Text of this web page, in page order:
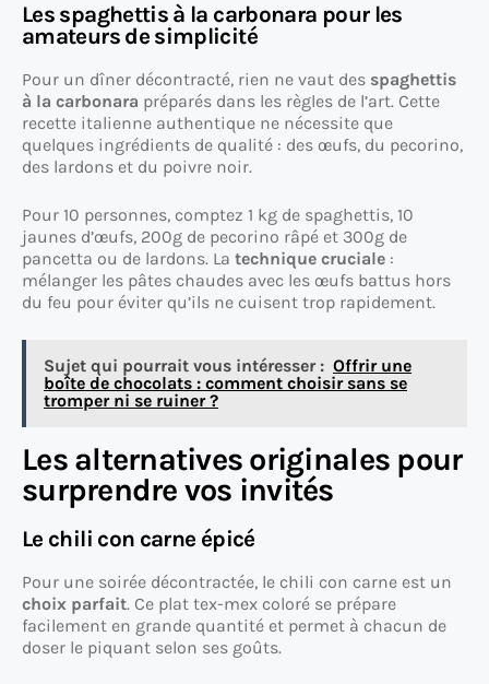
Les spaghettis à la carbonara pour les
amateurs de simplicité
Pour un dîner décontracté, rien ne vaut des spaghettis
à la carbonara préparés dans les règles de l’art. Cette
recette italienne authentique ne nécessite que
quelques ingrédients de qualité : des œufs, du pecorino,
des lardons et du poivre noir.
Pour 10 personnes, comptez 1 kg de spaghettis, 10
jaunes d’œufs, 200g de pecorino râpé et 300g de
pancetta ou de lardons. La technique cruciale :
mélanger les pâtes chaudes avec les œufs battus hors
du feu pour éviter qu’ils ne cuisent trop rapidement.
Sujet qui pourrait vous intéresser : Offrir une
boîte de chocolats : comment choisir sans se
tromper ni se ruiner ?
Les alternatives originales pour
surprendre vos invités
Le chili con carne épicé
Pour une soirée décontractée, le chili con carne est un
choix parfait. Ce plat tex-mex coloré se prépare
facilement en grande quantité et permet à chacun de
doser le piquant selon ses goûts.